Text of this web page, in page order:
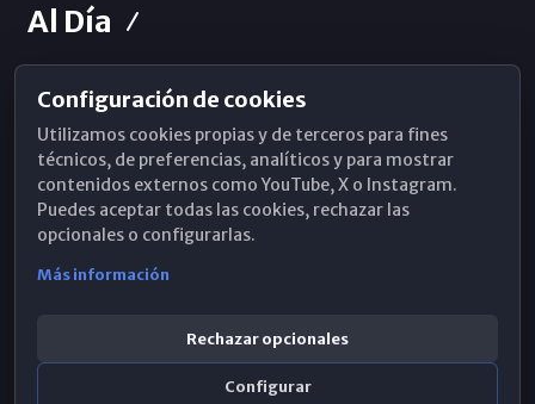
Al Día
Horarios de Misa
Hemeroteca
WhatsApp
Configuración de cookies
Utilizamos cookies propias y de terceros para fines
técnicos, de preferencias, analíticos y para mostrar
contenidos externos como YouTube, X o Instagram.
Puedes aceptar todas las cookies, rechazar las
opcionales o configurarlas.
Más información
Rechazar opcionales
Configurar